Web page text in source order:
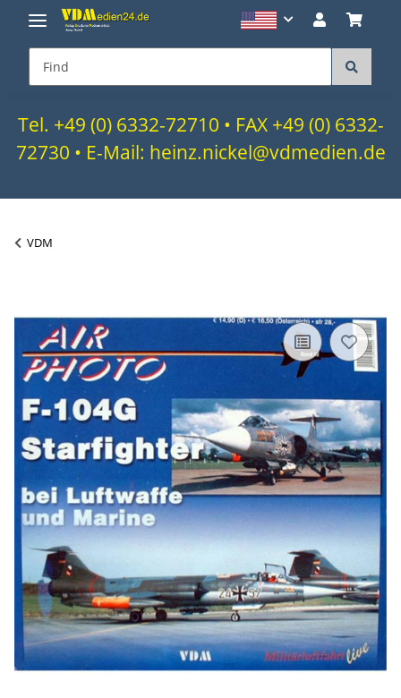
Tel. +49 (0) 6332-72710 • FAX +49 (0) 6332-
72730 • E-Mail: heinz.nickel@vdmedien.de
VDM